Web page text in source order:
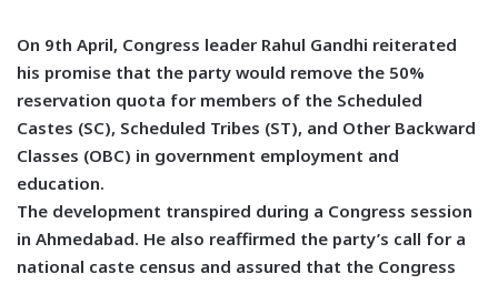
On 9th April, Congress leader Rahul Gandhi reiterated
his promise that the party would remove the 50%
reservation quota for members of the Scheduled
Castes (SC), Scheduled Tribes (ST), and Other Backward
Classes (OBC) in government employment and
education.
The development transpired during a Congress session
in Ahmedabad. He also reaffirmed the party’s call for a
national caste census and assured that the Congress